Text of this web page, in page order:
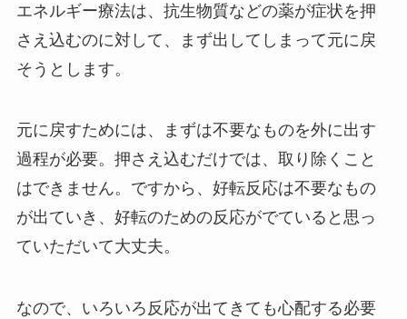
エネルギー療法は、抗生物質などの薬が症状を押
さえ込むのに対して、まず出してしまって元に戻
そうとします。
元に戻すためには、まずは不要なものを外に出す
過程が必要。押さえ込むだけでは、取り除くこと
はできません。ですから、好転反応は不要なもの
が出ていき、好転のための反応がでていると思っ
ていただいて大丈夫。
なので、いろいろ反応が出てきても心配する必要